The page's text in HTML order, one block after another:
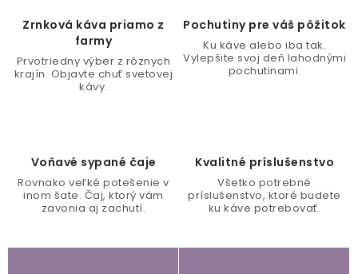
DARČEKOVÉ BALENIA
SIRUPY
Ako vybrať kávu Kde kúpim kávu
Veľkoobchod
Kontakt
Blog o káve
Kávový catering
a
k
y
Zrnková káva priamo z
farmy
Prvotriedny výber z rôznych
krajín. Objavte chuť svetovej
kávy.
Pochutiny pre váš pôžitok
Ku káve alebo iba tak.
Vylepšite svoj deň lahodnými
pochutinami.
Voňavé sypané čaje
Rovnako veľké potešenie v
inom šate. Čaj, ktorý vám
zavonia aj zachutí.
Kvalitné príslušenstvo
Všetko potrebné
príslušenstvo, ktoré budete
ku káve potrebovať.